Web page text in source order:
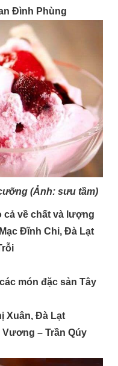
Đình Phùng
(Ảnh: sưu tầm)
cả về chất và lượng
Đĩnh Chi, Đà Lạt
món đặc sản Tây
Xuân, Đà Lạt
– Trần Qúy